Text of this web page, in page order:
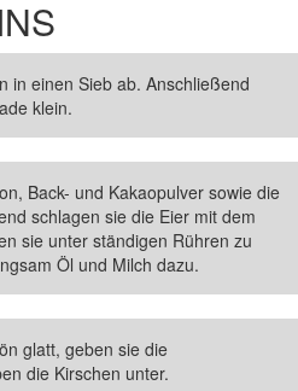
in einen Sieb ab. Anschließend
klein.
Back- und Kakaopulver sowie die
schlagen sie die Eier mit dem
sie unter ständigen Rühren zu
Öl und Milch dazu.
glatt, geben sie die
die Kirschen unter.